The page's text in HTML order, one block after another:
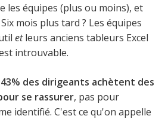
les équipes (plus ou moins), et
mois plus tard ? Les équipes
etleurs anciens tableurs Excel
introuvable.
43% des dirigeants achètent des
se rassurer, pas pour
identifié. C'est ce qu'on appelle